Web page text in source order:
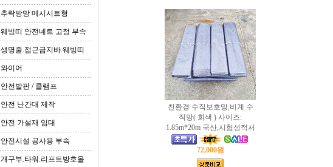
추락방망 메시시트형
웨빙띠 안전네트 고정 부속
생명줄.접근금지바.웨빙띠
와이어
안전발판 / 클램프
안전 난간대 제작
안전 가설재 임대
안전시설 공사용 부속
개구부.타워.리프트방호올
친환경 수직보호망,비계 수
직망( 회색 ) 사이즈:
1.85m*20m 국산,시험성적서
72,000원